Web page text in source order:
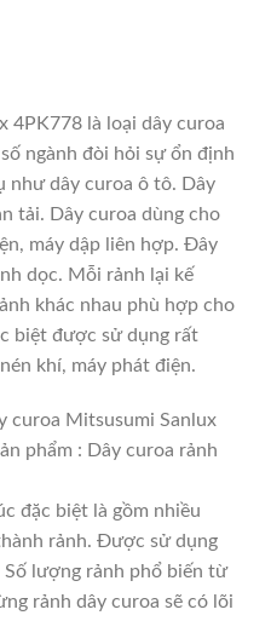
4PK778 là loại dây curoa
ngành đòi hỏi sự ổn định
như dây curoa ô tô. Dây
tải. Dây curoa dùng cho
máy dập liên hợp. Đây
dọc. Mỗi rảnh lại kế
khác nhau phù hợp cho
biệt được sử dụng rất
khí, máy phát điện.
curoa Mitsusumi Sanlux
phẩm : Dây curoa rảnh
đặc biệt là gồm nhiều
rảnh. Được sử dụng
lượng rảnh phổ biến từ
rảnh dây curoa sẽ có lõi